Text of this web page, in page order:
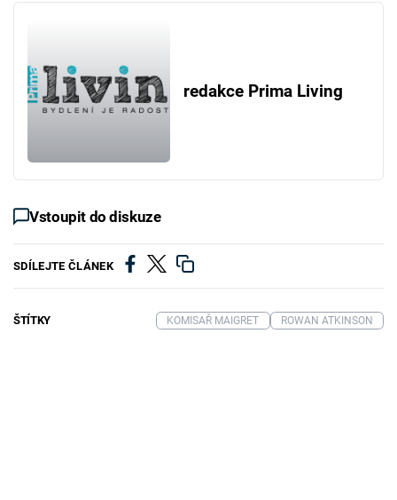
redakce Prima Living
Vstoupit do diskuze
SDÍLEJTE ČLÁNEK
ŠTÍTKY KOMISAŘ MAIGRET ROWAN ATKINSON